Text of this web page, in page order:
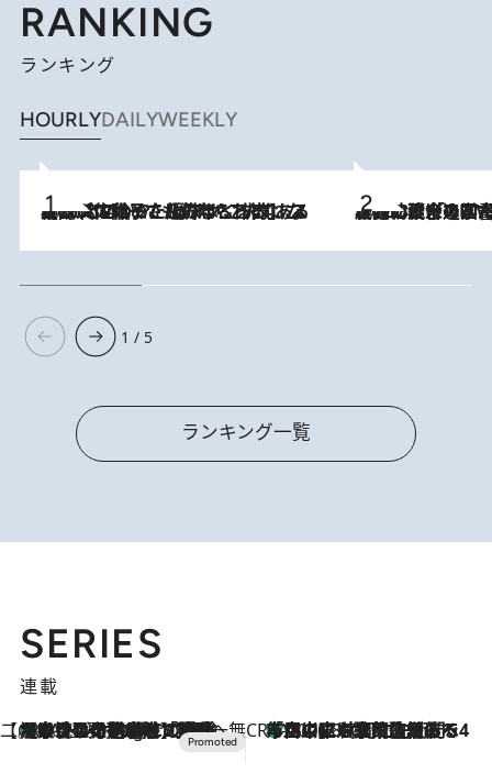
RANKING
ランキング
HOURLYDAILYWEEKLY
2026.8.5
【阿川佐和子さんの年とる力】なぜ70代で始めた趣味は“こんなに楽しい”のか？ ピアノ、俳句…スランプに陥っても続けられる“ある秘訣”とは 2026.8.3
慶應幼稚舎の図書室からテレビの世界に飛び込んだ阿川佐和子（72）
1 / 5
ランキング一覧
SERIES
連載
【CREA×星野リゾート】唯一無二。癒しと発見が待つ場所へ
10 Hours Ago
【トンボの足水浴】ヒノキの香りに包まれて涼感マックス！約13℃の湧水かけ流しを避暑地「星野温泉 トンボの湯」で体験 CREA'S CHOICE
2026.8.7
「立川にも歌舞伎があるんだよ」 片岡仁左衛門・市川中車ら豪華座組みで4年目の立川立飛歌舞伎へ